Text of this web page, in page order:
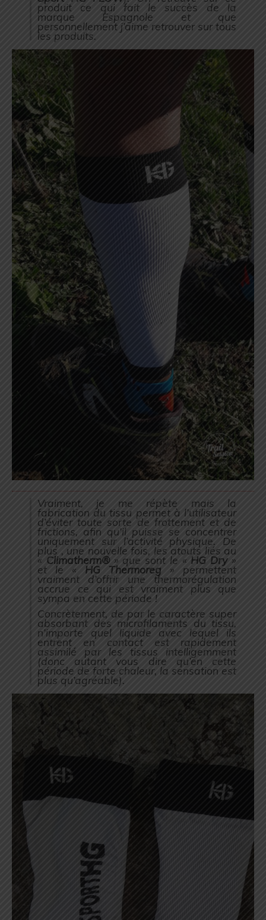
produit ce qui fait le succès de la
marque Espagnole et que
personnellement j’aime retrouver sur tous
les produits.
Vraiment, je me répète mais la
fabrication du tissu permet à l’utilisateur
d’éviter toute sorte de frottement et de
frictions, afin qu’il puisse se concentrer
uniquement sur l’activité physique. De
plus , une nouvelle fois, les atouts liés au
« Climatherm®» que sont le « HG Dry»
et le « HG Thermoreg » permettent
vraiment d’offrir une thermorégulation
accrue ce qui est vraiment plus que
sympa en cette période !
Concrètement, de par le caractère super
absorbant des microfilaments du tissu,
n’importe quel liquide avec lequel ils
entrent en contact est rapidement
assimilé par les tissus intelligemment
(donc autant vous dire qu’en cette
période de forte chaleur, la sensation est
plus qu’agréable).